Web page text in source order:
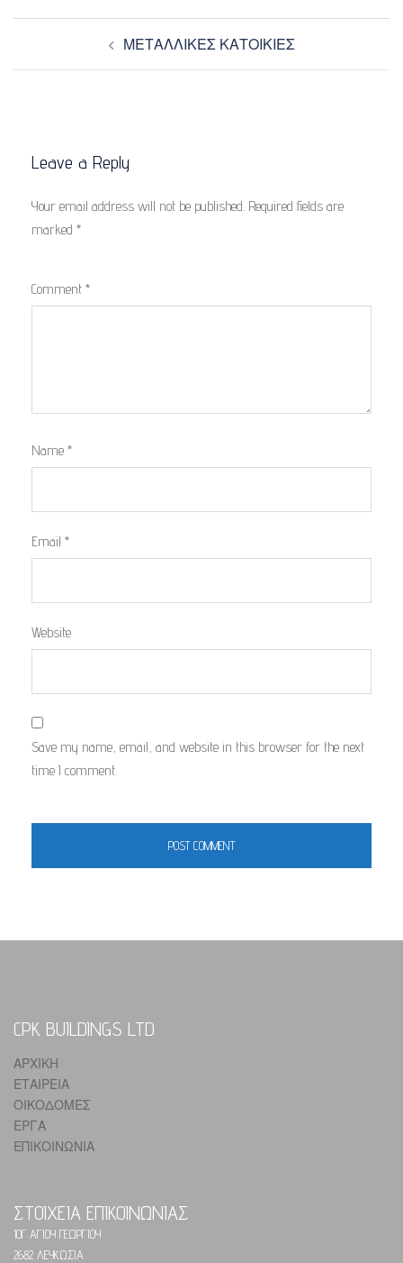
ΜΕΤΑΛΛΙΚΕΣ ΚΑΤΟΙΚΙΕΣ
Leave a Reply
Your email address will not be published. Required fields are
marked *
Comment *
Name *
Email *
Website
Save my name, email, and website in this browser for the next
time I comment.
CPK BUILDINGS LTD
ΑΡΧΙΚΗ
ΕΤΑΙΡΕΙΑ
ΟΙΚΟΔΟΜΕΣ
ΕΡΓΑ
ΕΠΙΚΟΙΝΩΝΙΑ
ΣΤΟΙΧΕΙΑ ΕΠΙΚΟΙΝΩΝΙΑΣ
10Γ ΑΓΙΟΥ ΓΕΩΡΓΙΟΥ
2682 ΛΕΥΚΩΣΙΑ